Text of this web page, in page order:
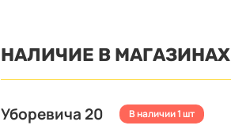
НАЛИЧИЕ В МАГАЗИНАХ
Уборевича 20 В наличии 1 шт